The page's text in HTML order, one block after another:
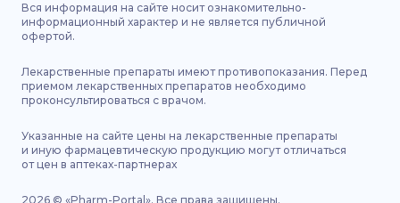
Вся информация на сайте носит ознакомительно-
информационный характер и не является публичной
офертой.
Лекарственные препараты имеют противопоказания. Перед
приемом лекарственных препаратов необходимо
проконсультироваться с врачом.
Указанные на сайте цены на лекарственные препараты
и иную фармацевтическую продукцию могут отличаться
от цен в аптеках-партнерах
2026 © «Pharm-Portal». Все права защищены.